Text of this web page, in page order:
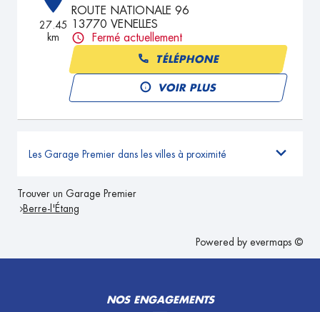
27.45
km
ROUTE NATIONALE 96
13770 VENELLES
Fermé actuellement
TÉLÉPHONE
VOIR PLUS
Les Garage Premier dans les villes à proximité
Trouver un Garage Premier
Berre-l'Étang
Powered by evermaps ©
NOS ENGAGEMENTS